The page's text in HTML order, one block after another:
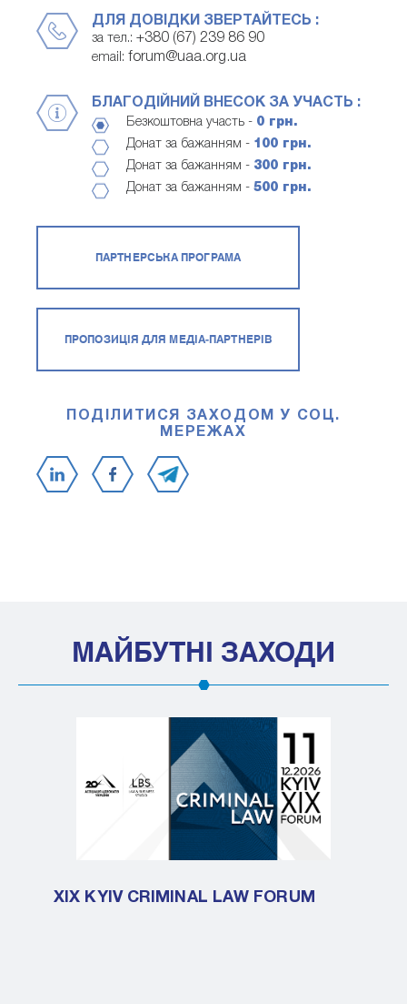
ДЛЯ ДОВІДКИ ЗВЕРТАЙТЕСЬ :
за тел.: +380 (67) 239 86 90
email: forum@uaa.org.ua
БЛАГОДІЙНИЙ ВНЕСОК ЗА УЧАСТЬ :
Безкоштовна участь - 0 грн.
Донат за бажанням - 100 грн.
Донат за бажанням - 300 грн.
Донат за бажанням - 500 грн.
ПАРТНЕРСЬКА ПРОГРАМА
ПРОПОЗИЦІЯ ДЛЯ МЕДІА-ПАРТНЕРІВ
ПОДІЛИТИСЯ ЗАХОДОМ У СОЦ.
МЕРЕЖАХ
МАЙБУТНІ ЗАХОДИ
XIX KYIV CRIMINAL LAW FORUM